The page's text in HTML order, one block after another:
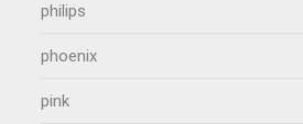
philips
phoenix
pink